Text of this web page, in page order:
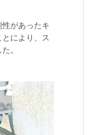
があったキ
により、ス
。